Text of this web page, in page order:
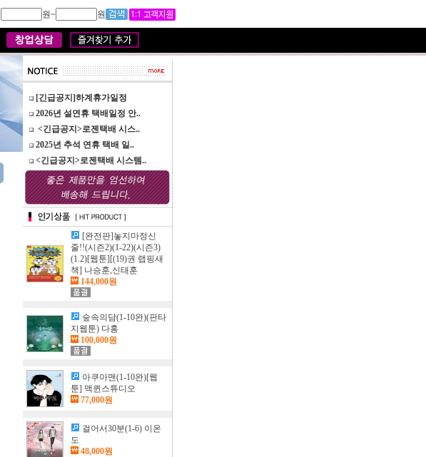
원~ 원
[긴급공지]하계휴가일정
2026년 설연휴 택배일정 안..
<긴급공지>로젠택배 시스..
2025년 추석 연휴 택배 일..
<긴급공지>로젠택배 시스템..
[완전판]놓지마정신
줄!!(시즌2)(1-22)(시즌3)
(1.2)[웹툰][(19)권 랩핑새
책] 나승훈,신태훈
144,000원
숲속의담(1-10완)(판타
지웹툰) 다홍
100,000원
아쿠아맨(1-10완)[웹
툰] 맥퀸스튜디오
77,000원
걸어서30분(1-6) 이온
도
48,000원